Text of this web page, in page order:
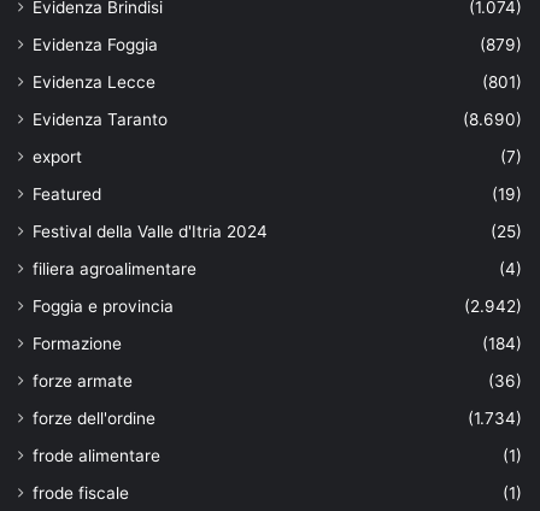
Evidenza Brindisi
(1.074)
Evidenza Foggia
(879)
Evidenza Lecce
(801)
Evidenza Taranto
(8.690)
export
(7)
Featured
(19)
Festival della Valle d'Itria 2024
(25)
filiera agroalimentare
(4)
Foggia e provincia
(2.942)
Formazione
(184)
forze armate
(36)
forze dell'ordine
(1.734)
frode alimentare
(1)
frode fiscale
(1)